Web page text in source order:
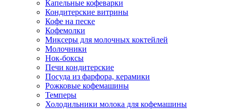
Капельные кофеварки
Кондитерские витрины
Кофе на песке
Кофемолки
Миксеры для молочных коктейлей
Молочники
Нок-боксы
Печи кондитерские
Посуда из фарфора, керамики
Рожковые кофемашины
Темперы
Холодильники молока для кофемашины